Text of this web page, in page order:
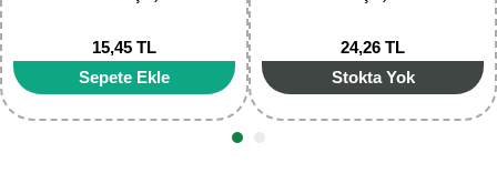
Gönder
15,45 TL
Sepete Ekle
24,26 TL
Stokta Yok